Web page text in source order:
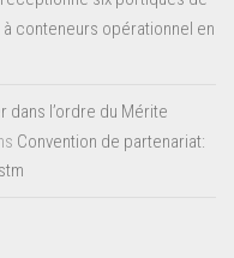
à conteneurs opérationnel en
dans l’ordre du Mérite
Convention de partenariat: